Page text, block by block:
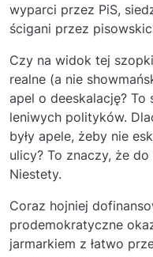
wyparci przez PiS,
ścigani przez
Czy na widok tej
realne (a nie
apel o deeskalację?
leniwych polityków.
były apele, żeby nie
ulicy? To znaczy, że
Niestety.
Coraz hojniej
prodemokratyczne
jarmarkiem z łatwo